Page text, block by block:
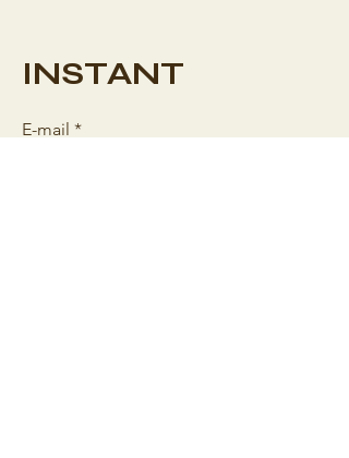
INSTANT
E-mail *